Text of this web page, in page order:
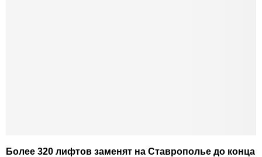
Более 320 лифтов заменят на Ставрополье до конца